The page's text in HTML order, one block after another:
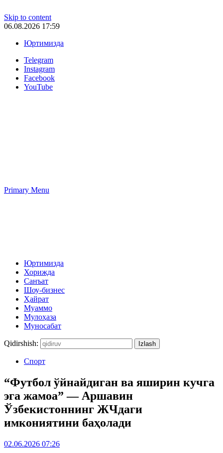
Skip to content
06.08.2026 17:59
Юртимизда
Telegram
Instagram
Facebook
YouTube
Primary Menu
Юртимизда
Хорижда
Санъат
Шоу-бизнес
Ҳайрат
Муаммо
Мулоҳаза
Муносабат
Qidirshish:
Спорт
“Футбол ўйнайдиган ва яширин кучга
эга жамоа” — Аршавин
Ўзбекистоннинг ЖЧдаги
имкониятини баҳолади
02.06.2026 07:26